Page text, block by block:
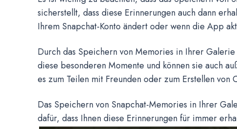
sicherstellt, dass diese Erinnerungen auch dann
Ihrem Snapchat-Konto ändert oder wenn die App
Durch das Speichern von Memories in Ihrer
diese besonderen Momente und können sie auch
es zum Teilen mit Freunden oder zum Erstellen von
Das Speichern von Snapchat-Memories in Ihrer
dafür, dass Ihnen diese Erinnerungen für immer